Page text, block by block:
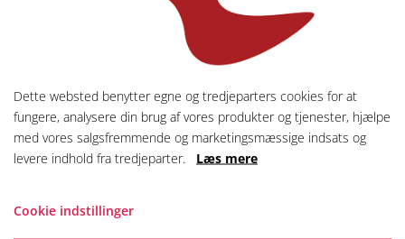
Form & Fritid Nørre
Nebel
aktiviteter og oplevelser for hele familien.
Dette websted benytter egne og tredjeparters cookies for at
fungere, analysere din brug af vores produkter og tjenester, hjælpe
med vores salgsfremmende og marketingsmæssige indsats og
levere indhold fra tredjeparter. Læs mere
Cookie indstillinger